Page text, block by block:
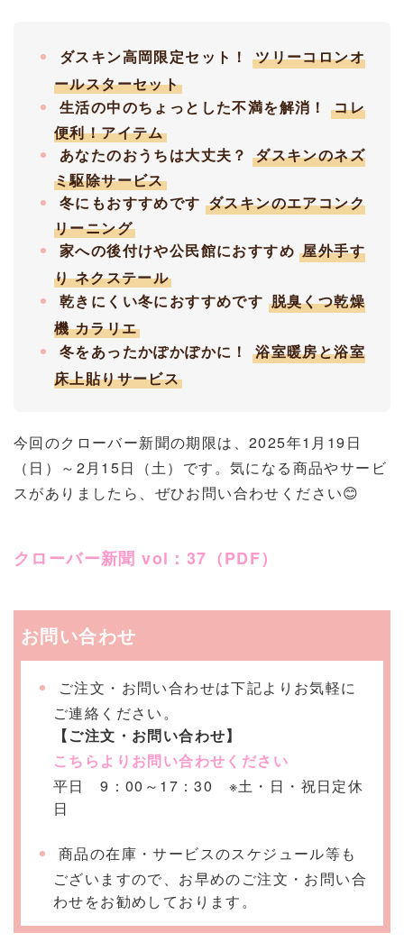
ダスキン高岡限定セット！ツリーコロンオ
ールスターセット
生活の中のちょっとした不満を解消！コレ
便利！アイテム
あなたのおうちは大丈夫？ダスキンのネズ
ミ駆除サービス
冬にもおすすめです ダスキンのエアコンク
リーニング
家への後付けや公民館におすすめ屋外手す
り ネクステール
乾きにくい冬におすすめです 脱臭くつ乾燥
機 カラリエ
冬をあったかぽかぽかに！浴室暖房と浴室
床上貼りサービス
今回のクローバー新聞の期限は、2025年1月19日
（日）～2月15日（土）です。 気になる商品やサービ
スがありましたら、ぜひお問い合わせください😊
クローバー新聞 vol：37（PDF）
お問い合わせ
ご注文・お問い合わせは下記よりお気軽に
ご連絡ください。
【ご注文・お問い合わせ】
こちらよりお問い合わせください
平日 9：00～17：30 ※土・日・祝日定休
日
商品の在庫・サービスのスケジュール等も
ございますので、お早めのご注文・お問い合
わせをお勧めしております。